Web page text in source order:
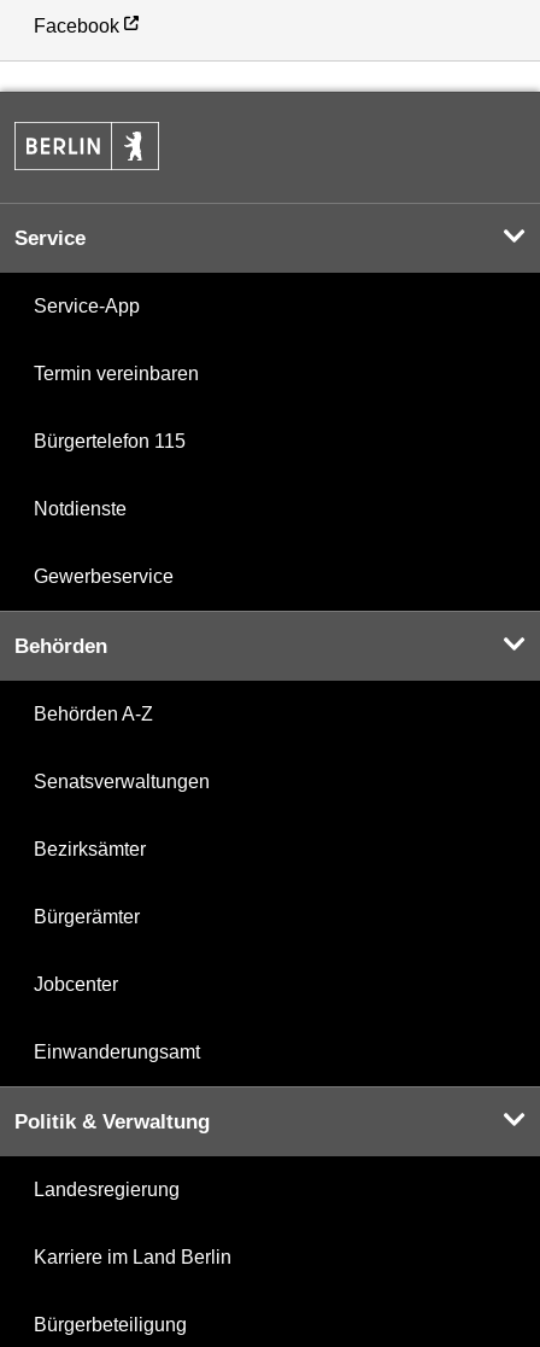
Facebook
Service
Service-App
Termin vereinbaren
Bürgertelefon 115
Notdienste
Gewerbeservice
Behörden
Behörden A-Z
Senatsverwaltungen
Bezirksämter
Bürgerämter
Jobcenter
Einwanderungsamt
Politik & Verwaltung
Landesregierung
Karriere im Land Berlin
Bürgerbeteiligung